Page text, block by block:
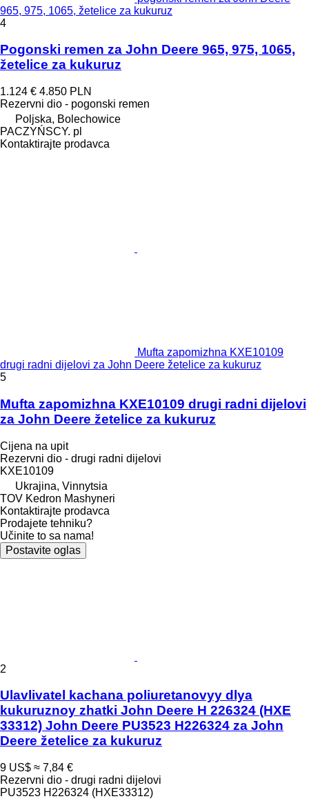
965, 975, 1065, žetelice za kukuruz
4
Pogonski remen za John Deere 965, 975, 1065,
žetelice za kukuruz
1.124 € 4.850 PLN
Rezervni dio - pogonski remen
Poljska, Bolechowice
PACZYŃSCY. pl
Kontaktirajte prodavca
Mufta zapomizhna KXE10109
drugi radni dijelovi za John Deere žetelice za kukuruz
5
Mufta zapomizhna KXE10109 drugi radni dijelovi
za John Deere žetelice za kukuruz
Cijena na upit
Rezervni dio - drugi radni dijelovi
KXE10109
Ukrajina, Vinnytsia
TOV Kedron Mashyneri
Kontaktirajte prodavca
Prodajete tehniku?
Učinite to sa nama!
Postavite oglas
2
Ulavlivatel kachana poliuretanovyy dlya
kukuruznoy zhatki John Deere H 226324 (HXE
33312) John Deere PU3523 H226324 za John
Deere žetelice za kukuruz
9 US$ ≈ 7,84 €
Rezervni dio - drugi radni dijelovi
PU3523 H226324 (HXE33312)